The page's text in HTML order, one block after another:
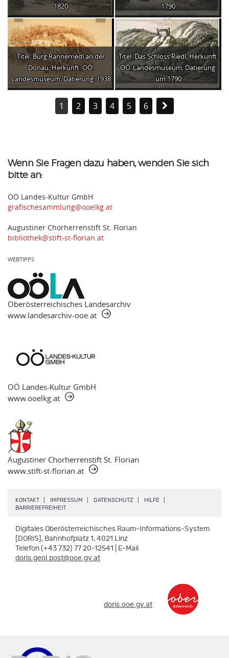
1820
1790
Titel: Burg Rannerriedl an der
Donau; Herkunft: OÖ.
Landesmuseum; Datierung: 1938
Titel: Das Schloss Riedl; Herkunft:
OÖ. Landesmuseum; Datierung:
um 1790
1 2 3 4 5 6
Wenn Sie Fragen dazu haben, wenden Sie sich
bitte an:
OÖ Landes-Kultur GmbH
grafischesammlung@ooelkg.at
Augustiner Chorherrenstift St. Florian
bibliothek@stift-st-florian.at
WEBTIPPS
Oberösterreichisches Landesarchiv
www.landesarchiv-ooe.at
OÖ Landes-Kultur GmbH
www.ooelkg.at
Augustiner Chorherrenstift St. Florian
www.stift-st-florian.at
KONTAKT IMPRESSUM DATENSCHUTZ HILFE
BARRIEREFREIHEIT.
Digitales Oberösterreichisches Raum-Informations-System
[DORIS], Bahnhofplatz 1, 4021 Linz
Telefon (+43 732) 77 20-12541 | E-Mail
doris.geol.post@ooe.gv.at
doris.ooe.gv.at.